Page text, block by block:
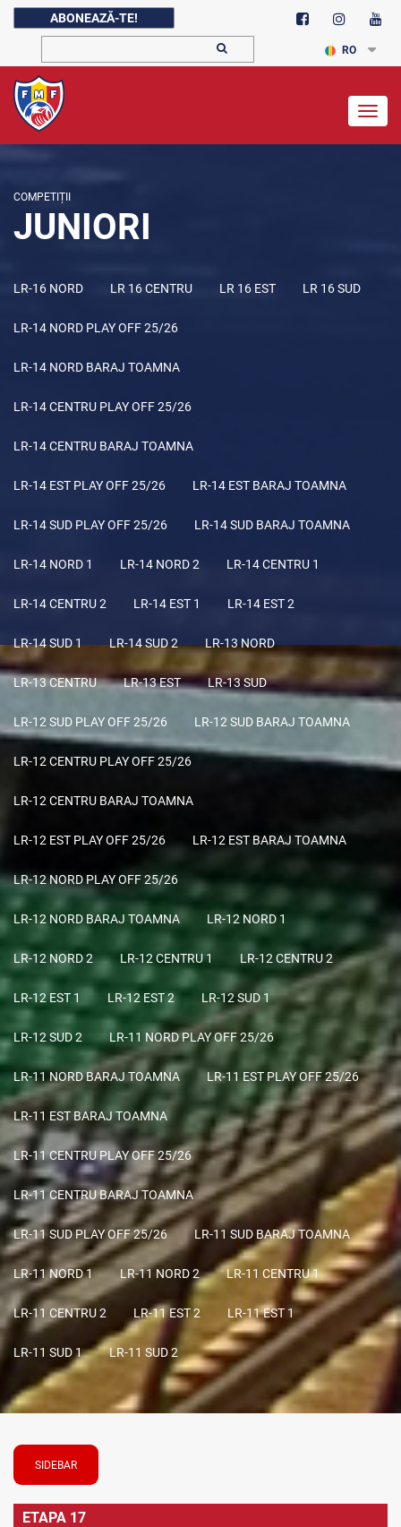
ABONEAZĂ-TE!
RO
COMPETIȚII
JUNIORI
LR-16 NORD LR 16 CENTRU LR 16 EST LR 16 SUD
LR-14 NORD PLAY OFF 25/26
LR-14 NORD BARAJ TOAMNA
LR-14 CENTRU PLAY OFF 25/26
LR-14 CENTRU BARAJ TOAMNA
LR-14 EST PLAY OFF 25/26 LR-14 EST BARAJ TOAMNA
LR-14 SUD PLAY OFF 25/26 LR-14 SUD BARAJ TOAMNA
LR-14 NORD 1 LR-14 NORD 2 LR-14 CENTRU 1
LR-14 CENTRU 2 LR-14 EST 1 LR-14 EST 2
LR-14 SUD 1 LR-14 SUD 2 LR-13 NORD
LR-13 CENTRU LR-13 EST LR-13 SUD
LR-12 SUD PLAY OFF 25/26 LR-12 SUD BARAJ TOAMNA
LR-12 CENTRU PLAY OFF 25/26
LR-12 CENTRU BARAJ TOAMNA
LR-12 EST PLAY OFF 25/26 LR-12 EST BARAJ TOAMNA
LR-12 NORD PLAY OFF 25/26
LR-12 NORD BARAJ TOAMNA LR-12 NORD 1
LR-12 NORD 2 LR-12 CENTRU 1 LR-12 CENTRU 2
LR-12 EST 1 LR-12 EST 2 LR-12 SUD 1
LR-12 SUD 2 LR-11 NORD PLAY OFF 25/26
LR-11 NORD BARAJ TOAMNA LR-11 EST PLAY OFF 25/26
LR-11 EST BARAJ TOAMNA
LR-11 CENTRU PLAY OFF 25/26
LR-11 CENTRU BARAJ TOAMNA
LR-11 SUD PLAY OFF 25/26 LR-11 SUD BARAJ TOAMNA
LR-11 NORD 1 LR-11 NORD 2 LR-11 CENTRU 1
LR-11 CENTRU 2 LR-11 EST 2 LR-11 EST 1
LR-11 SUD 1 LR-11 SUD 2
SIDEBAR
ETAPA 17